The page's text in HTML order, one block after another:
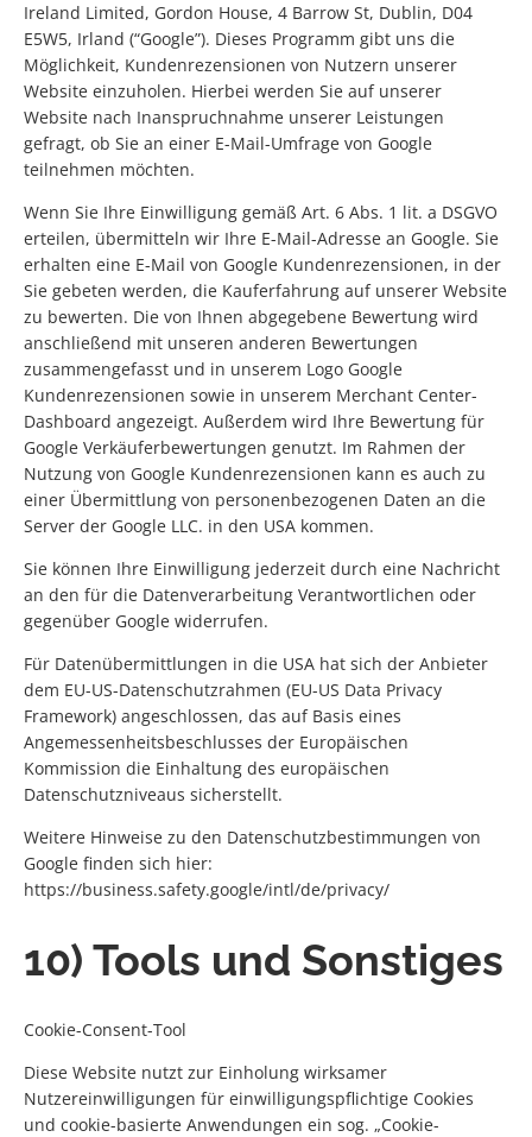
Ireland Limited, Gordon House, 4 Barrow St, Dublin, D04
E5W5, Irland (“Google”). Dieses Programm gibt uns die
Möglichkeit, Kundenrezensionen von Nutzern unserer
Website einzuholen. Hierbei werden Sie auf unserer
Website nach Inanspruchnahme unserer Leistungen
gefragt, ob Sie an einer E-Mail-Umfrage von Google
teilnehmen möchten.
Wenn Sie Ihre Einwilligung gemäß Art. 6 Abs. 1 lit. a DSGVO
erteilen, übermitteln wir Ihre E-Mail-Adresse an Google. Sie
erhalten eine E-Mail von Google Kundenrezensionen, in der
Sie gebeten werden, die Kauferfahrung auf unserer Website
zu bewerten. Die von Ihnen abgegebene Bewertung wird
anschließend mit unseren anderen Bewertungen
zusammengefasst und in unserem Logo Google
Kundenrezensionen sowie in unserem Merchant Center-
Dashboard angezeigt. Außerdem wird Ihre Bewertung für
Google Verkäuferbewertungen genutzt. Im Rahmen der
Nutzung von Google Kundenrezensionen kann es auch zu
einer Übermittlung von personenbezogenen Daten an die
Server der Google LLC. in den USA kommen.
Sie können Ihre Einwilligung jederzeit durch eine Nachricht
an den für die Datenverarbeitung Verantwortlichen oder
gegenüber Google widerrufen.
Für Datenübermittlungen in die USA hat sich der Anbieter
dem EU-US-Datenschutzrahmen (EU-US Data Privacy
Framework) angeschlossen, das auf Basis eines
Angemessenheitsbeschlusses der Europäischen
Kommission die Einhaltung des europäischen
Datenschutzniveaus sicherstellt.
Weitere Hinweise zu den Datenschutzbestimmungen von
Google finden sich hier:
https://business.safety.google/intl/de/privacy/
10) Tools und Sonstiges
Cookie-Consent-Tool
Diese Website nutzt zur Einholung wirksamer
Nutzereinwilligungen für einwilligungspflichtige Cookies
und cookie-basierte Anwendungen ein sog. „Cookie-